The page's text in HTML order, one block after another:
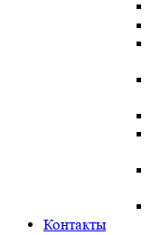
Контакты